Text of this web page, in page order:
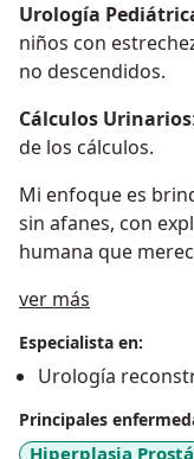
Urología
niños con
no descendidos.
Cálculos Urinarios
de los cálculos.
Mi enfoque es
sin afanes, con
humana que
ver más
Especialista en:
Urología
Principales
Hiperplasia